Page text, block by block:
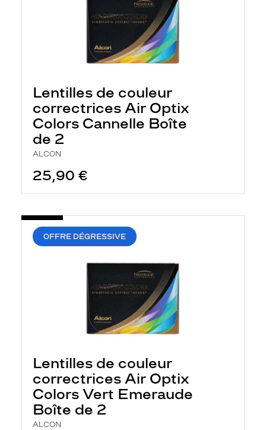
Lentilles de couleur
correctrices Air Optix
Colors Cannelle Boîte
de 2
ALCON
25,90 €
OFFRE DÉGRESSIVE
Lentilles de couleur
correctrices Air Optix
Colors Vert Emeraude
Boîte de 2
ALCON